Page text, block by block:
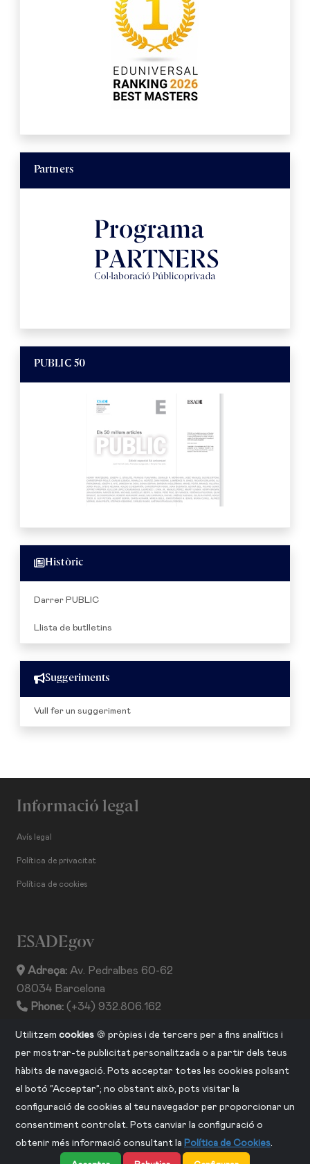
Partners
PUBLIC 50
Històric
Darrer PUBLIC
Llista de butlletins
Suggeriments
Vull fer un suggeriment
Informació legal
Avís legal
Política de privacitat
Política de cookies
ESADEgov
Adreça: Av. Pedralbes 60-62
08034 Barcelona
Phone: (+34) 932.806.162
CONNECTA AMB NOSALTRES
Utilitzem cookies 🍪 pròpies i de tercers per a fins analítics i
per mostrar-te publicitat personalitzada o a partir dels teus
hàbits de navegació. Pots acceptar totes les cookies polsant
el botó “Acceptar”; no obstant això, pots visitar la
configuració de cookies al teu navegador per proporcionar un
consentiment controlat. Pots canviar la configuració o
obtenir més informació consultant la Política de Cookies.